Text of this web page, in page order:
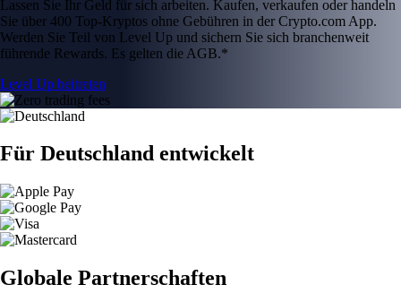
Lassen Sie Ihr Geld für sich arbeiten. Kaufen, verkaufen oder handeln
Sie über 400 Top-Kryptos ohne Gebühren in der Crypto.com App.
Werden Sie Teil von Level Up und sichern Sie sich branchenweit
führende Rewards. Es gelten die AGB.*
Level Up beitreten
Für Deutschland entwickelt
Globale Partnerschaften